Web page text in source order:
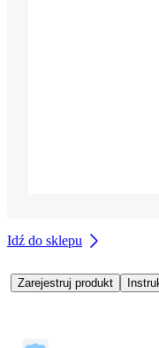
Idź do sklepu
Zarejestruj produkt